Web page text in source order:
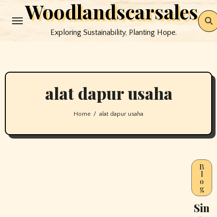
to
Woodlandscarsales
Exploring Sustainability, Planting Hope.
alat dapur usaha
Home alat dapur usaha
B
l
o
g
Sin